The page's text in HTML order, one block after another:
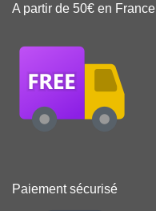
A partir de 50€ en France
Paiement sécurisé